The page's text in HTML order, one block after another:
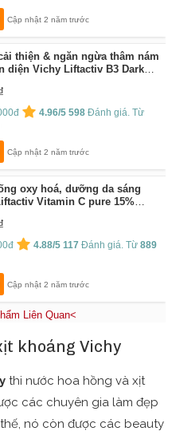
Cập nhật 2 năm trước
thiện & ngăn ngừa thâm nám
diện Vichy Liftactiv B3 Dark
4.96/5 598 Đánh giá. Từ
Cập nhật 2 năm trước
oxy hoá, dưỡng da sáng
Vitamin C pure 15%
4.88/5 117 Đánh giá. Từ889
Cập nhật 2 năm trước
Liên Quan<
khoáng Vichy
thi nước hoa hồng và xịt
các chuyên gia làm đẹp
nó còn được các beauty